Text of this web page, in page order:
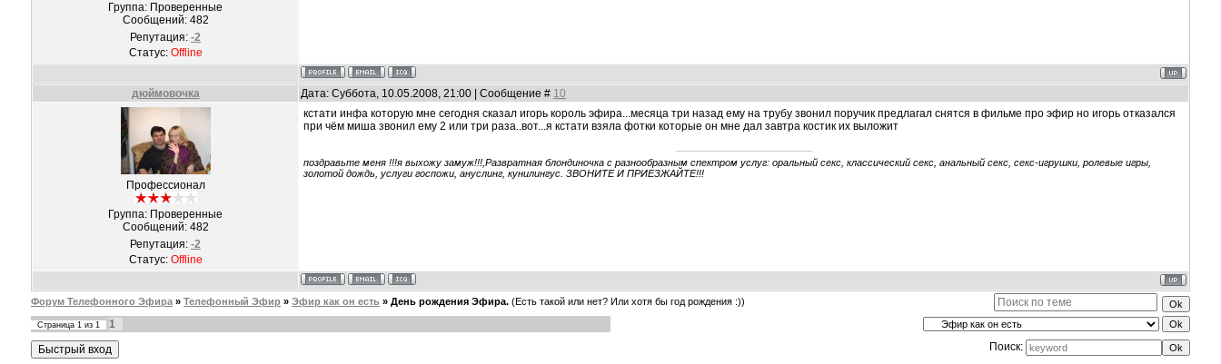
Группа: Проверенные
Сообщений: 482
Репутация: -2
Статус: Offline
дюймовочка Дата: Суббота, 10.05.2008, 21:00 | Сообщение # 10
Профессионал
Группа: Проверенные
Сообщений: 482
Репутация: -2
Статус: Offline
кстати инфа которую мне сегодня сказал игорь король эфира...месяца три назад ему на трубу звонил поручик предлагал снятся в фильме про эфир но игорь отказался
при чём миша звонил ему 2 или три раза..вот...я кстати взяла фотки которые он мне дал завтра костик их выложит
поздравьте меня !!!я выхожу замуж!!!,Развратная блондиночка с разнообразным спектром услуг: оральный секс, классический секс, анальный секс, секс-игрушки, ролевые игры,
золотой дождь, услуги госпожи, ануслинг, кунилингус. ЗВОНИТЕ И ПРИЕЗЖАЙТЕ!!!
Форум Телефонного Эфира » Телефонный Эфир » Эфир как он есть » День рождения Эфира. (Есть такой или нет? Или хотя бы год рождения :))
Страница 1 из 1
1
Поиск: